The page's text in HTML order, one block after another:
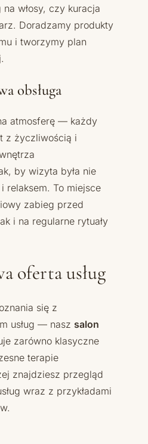
włosy, czy kuracja
Doradzamy produkty
i tworzymy plan
obsługa
atmosferę — każdy
z życzliwością i
by wizyta była nie
relaksem. To miejsce
zabieg przed
i na regularne rytuały
oferta usług
się z
usług — nasz salon
zarówno klasyczne
terapie
znajdziesz przegląd
wraz z przykładami